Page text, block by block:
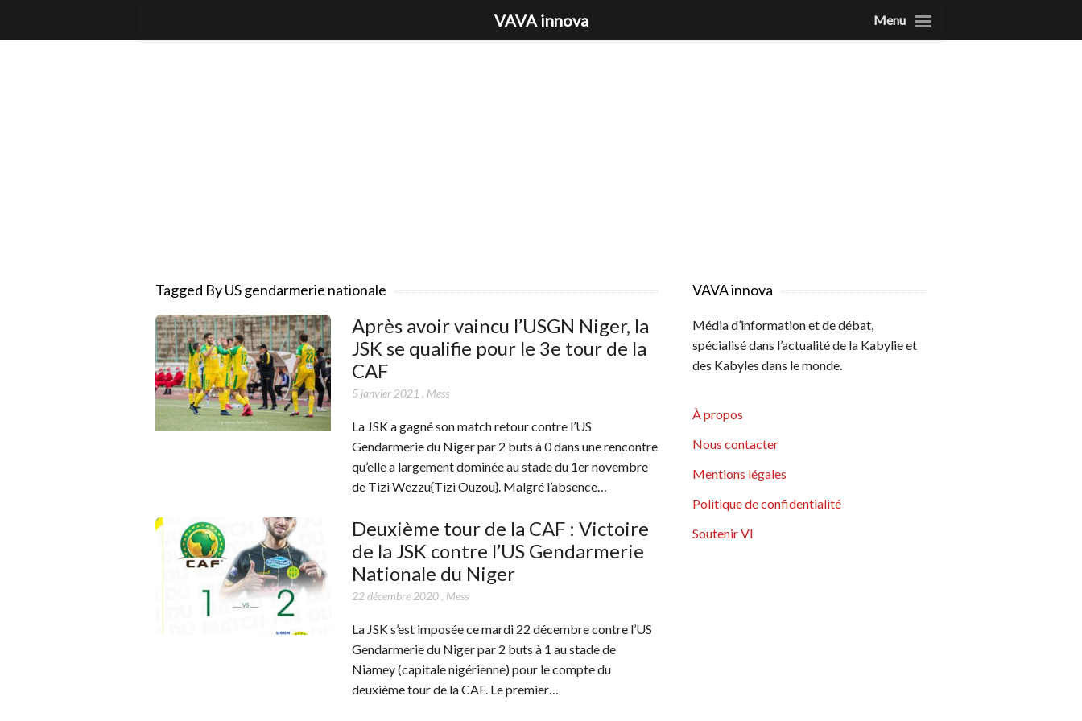
Tagged By US gendarmerie nationale
Après avoir vaincu l’USGN Niger, la
JSK se qualifie pour le 3e tour de la
CAF
5 janvier 2021 , Mess
La JSK a gagné son match retour contre l’US
Gendarmerie du Niger par 2 buts à 0 dans une rencontre
qu’elle a largement dominée au stade du 1er novembre
de Tizi Wezzu{Tizi Ouzou}. Malgré l’absence…
Deuxième tour de la CAF : Victoire
de la JSK contre l’US Gendarmerie
Nationale du Niger
22 décembre 2020, Mess
La JSK s’est imposée ce mardi 22 décembre contre l’US
Gendarmerie du Niger par 2 buts à 1 au stade de
Niamey (capitale nigérienne) pour le compte du
deuxième tour de la CAF. Le premier…
VAVA innova
Média d’information et de débat,
spécialisé dans l’actualité de la Kabylie et
des Kabyles dans le monde.
À propos
Nous contacter
Mentions légales
Politique de confidentialité
Soutenir VI
VAVA innova Menu